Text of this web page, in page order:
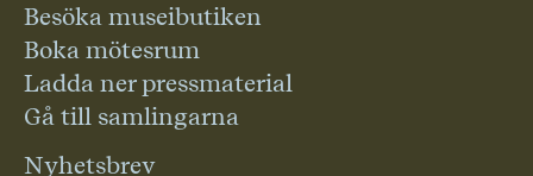
Besöka museibutiken
Boka mötesrum
Ladda ner pressmaterial
Gå till samlingarna
Nyhetsbrev